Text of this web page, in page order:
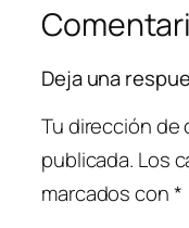
Deja una
Tu dirección de
publicada. Los
marcados con*